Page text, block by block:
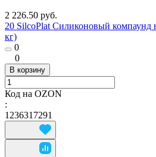
2 226.50 руб.
20 SilcoPlat Силиконовый компаунд
кг)
0
0
В корзину
Код на OZON
:
1236317291